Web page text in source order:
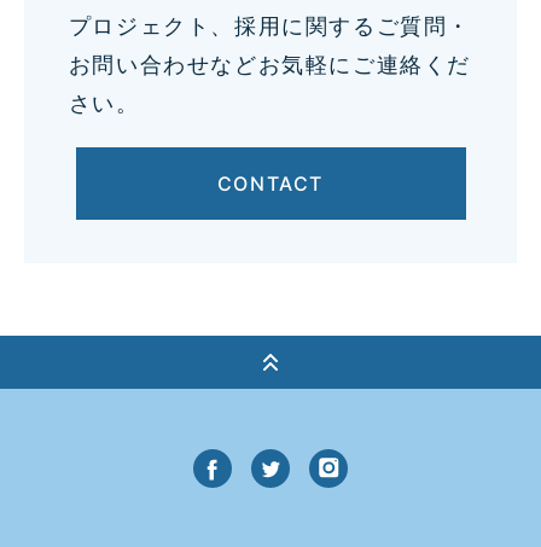
プロジェクト、採用に関するご質問・
お問い合わせなどお気軽にご連絡くだ
さい。
CONTACT